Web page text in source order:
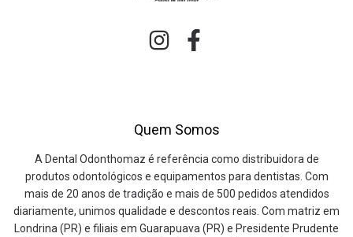
Quem Somos
A Dental Odonthomaz é referência como distribuidora de
produtos odontológicos e equipamentos para dentistas. Com
mais de 20 anos de tradição e mais de 500 pedidos atendidos
diariamente, unimos qualidade e descontos reais. Com matriz em
Londrina (PR) e filiais em Guarapuava (PR) e Presidente Prudente